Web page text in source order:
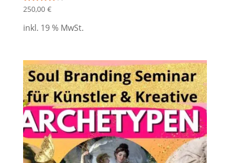
Bewertet
4.00
von 5
250,00 €
inkl. 19 % MwSt.